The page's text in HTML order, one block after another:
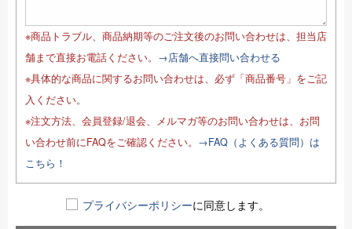
※商品トラブル、商品納期等のご注文後のお問い合わせは、担当店
舗まで直接お電話ください。 →店舗へ直接問い合わせる
※具体的な商品に関するお問い合わせは、必ず「商品番号」をご記
入ください。
※注文方法、会員登録/退会、メルマガ等のお問い合わせは、お問
い合わせ前にFAQをご確認ください。 →FAQ（よくある質問）は
こちら！
プライバシーポリシーに同意します。